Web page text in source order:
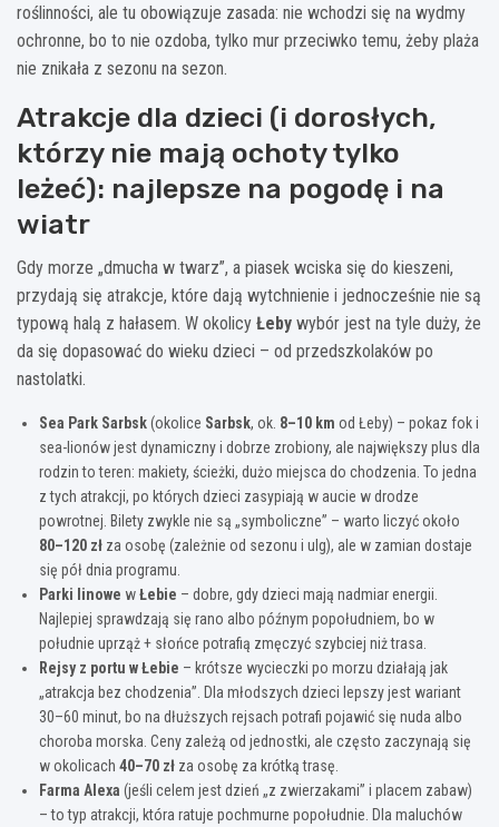
roślinności, ale tu obowiązuje zasada: nie wchodzi się na wydmy
ochronne, bo to nie ozdoba, tylko mur przeciwko temu, żeby plaża
nie znikała z sezonu na sezon.
Atrakcje dla dzieci (i dorosłych,
którzy nie mają ochoty tylko
leżeć): najlepsze na pogodę i na
wiatr
Gdy morze „dmucha w twarz”, a piasek wciska się do kieszeni,
przydają się atrakcje, które dają wytchnienie i jednocześnie nie są
typową halą z hałasem. W okolicy Łeby wybór jest na tyle duży, że
da się dopasować do wieku dzieci – od przedszkolaków po
nastolatki.
Sea Park Sarbsk(okolice Sarbsk, ok. 8–10 km od Łeby) – pokaz fok i
sea-lionów jest dynamiczny i dobrze zrobiony, ale największy plus dla
rodzin to teren: makiety, ścieżki, dużo miejsca do chodzenia. To jedna
z tych atrakcji, po których dzieci zasypiają w aucie w drodze
powrotnej. Bilety zwykle nie są „symboliczne” – warto liczyć około
80–120 zł za osobę (zależnie od sezonu i ulg), ale w zamian dostaje
się pół dnia programu.
Parki linowe wŁebie – dobre, gdy dzieci mają nadmiar energii.
Najlepiej sprawdzają się rano albo późnym popołudniem, bo w
południe uprząż + słońce potrafią zmęczyć szybciej niż trasa.
Rejsy z portu w Łebie – krótsze wycieczki po morzu działają jak
„atrakcja bez chodzenia”. Dla młodszych dzieci lepszy jest wariant
30–60 minut, bo na dłuższych rejsach potrafi pojawić się nuda albo
choroba morska. Ceny zależą od jednostki, ale często zaczynają się
w okolicach 40–70 zł za osobę za krótką trasę.
Farma Alexa (jeśli celem jest dzień „z zwierzakami” i placem zabaw)
– to typ atrakcji, która ratuje pochmurne popołudnie. Dla maluchów